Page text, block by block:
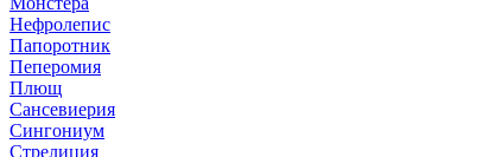
Нефролепис
Папоротник
Пеперомия
Плющ
Сансевиерия
Сингониум
Стрелиция